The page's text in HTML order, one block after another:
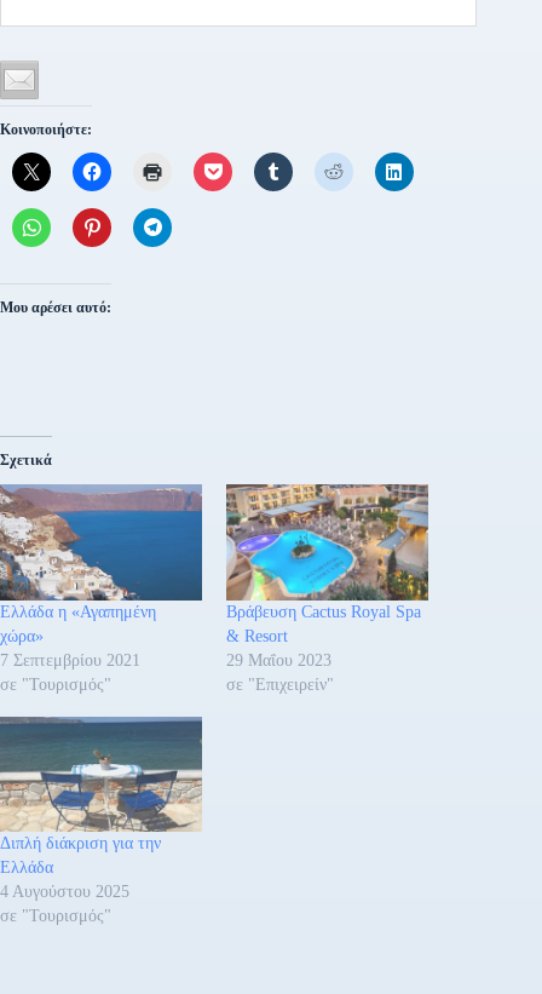
Κοινοποιήστε:
Μου αρέσει αυτό:
Σχετικά
Ελλάδα η «Αγαπημένη
χώρα»
7 Σεπτεμβρίου 2021
σε "Τουρισμός"
Βράβευση Cactus Royal Spa
& Resort
29 Μαΐου 2023
σε "Επιχειρείν"
Διπλή διάκριση για την
Ελλάδα
4 Αυγούστου 2025
σε "Τουρισμός"